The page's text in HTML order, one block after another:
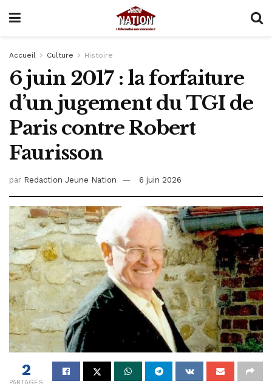
Accueil Culture Histoire
6 juin 2017 : la forfaiture
d’un jugement du TGI de
Paris contre Robert
Faurisson
par Redaction Jeune Nation 6 juin 2026
2
PARTAGES